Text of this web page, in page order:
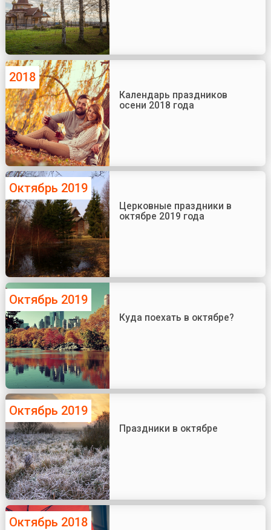
2018
Календарь праздников
осени 2018 года
Октябрь 2019
Церковные праздники в
октябре 2019 года
Октябрь 2019
Куда поехать в октябре?
Октябрь 2019
Праздники в октябре
Октябрь 2018